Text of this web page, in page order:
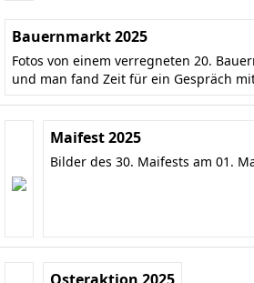
Bauernmarkt 2025
Fotos von einem verregneten 20.
und man fand Zeit für ein Gespräch
Maifest 2025
Bilder des 30. Maifests am 01.